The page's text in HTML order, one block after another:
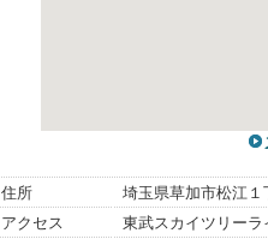
住所
埼玉県草加市松江１
アクセス
東武スカイツリー